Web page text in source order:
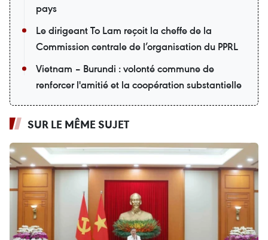
pays
Le dirigeant To Lam reçoit la cheffe de la
Commission centrale de l’organisation du PPRL
Vietnam – Burundi : volonté commune de
renforcer l'amitié et la coopération substantielle
SUR LE MÊME SUJET